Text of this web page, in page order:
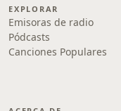
EXPLORAR
Emisoras de radio
Pódcasts
Canciones Populares